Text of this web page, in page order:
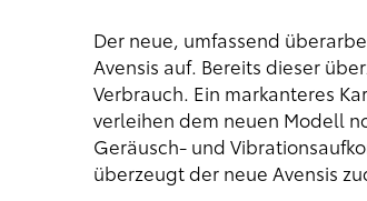
Der neue, umfassend
Avensis auf. Bereits dieser
Verbrauch. Ein markanteres
verleihen dem neuen Modell
Geräusch- und
überzeugt der neue Avensis